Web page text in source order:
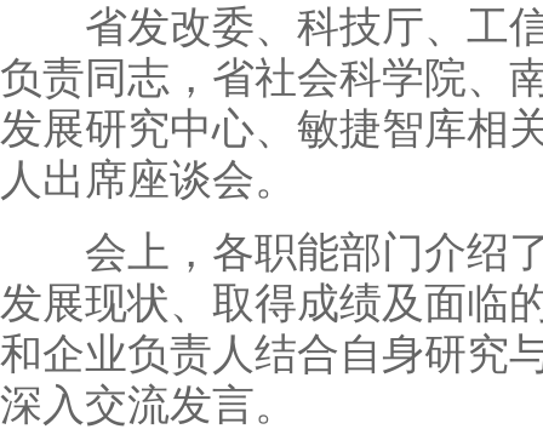
省发改委、科技厅、工信
负责同志，省社会科学院、
发展研究中心、敏捷智库相
人出席座谈会。
会上，各职能部门介绍了
发展现状、取得成绩及面临
和企业负责人结合自身研究
深入交流发言。